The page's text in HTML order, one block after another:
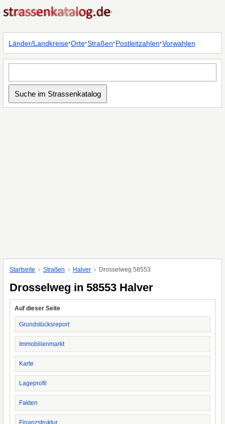
Länder/Landkreise·Orte·Straßen·Postleitzahlen·Vorwahlen
Startseite Straßen Halver Drosselweg 58553
Drosselweg in 58553 Halver
Auf dieser Seite
Grundstücksreport
Immobilienmarkt
Karte
Lageprofil
Fakten
Finanzstruktur